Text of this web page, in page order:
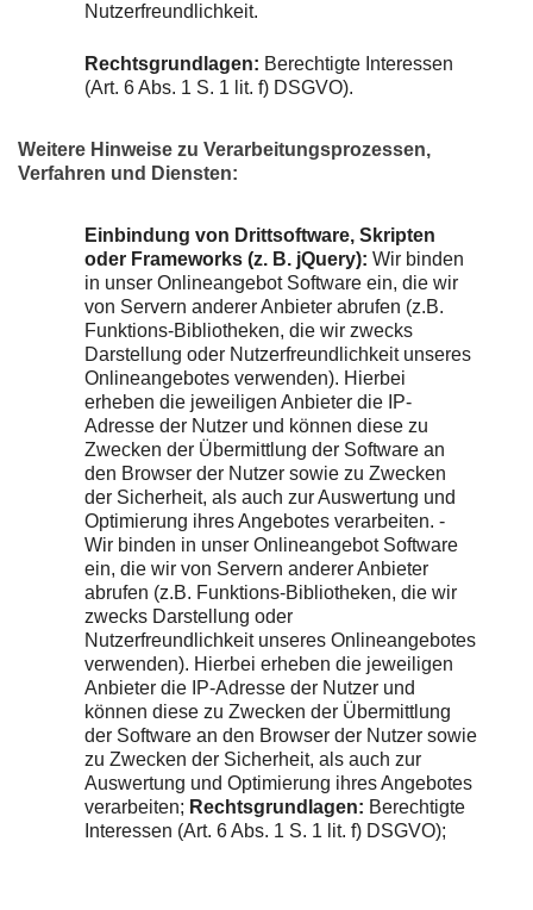
Nutzerfreundlichkeit.
Rechtsgrundlagen: Berechtigte Interessen
(Art. 6 Abs. 1 S. 1 lit. f) DSGVO).
Weitere Hinweise zu Verarbeitungsprozessen,
Verfahren und Diensten:
Einbindung von Drittsoftware, Skripten
oder Frameworks (z. B. jQuery): Wir binden
in unser Onlineangebot Software ein, die wir
von Servern anderer Anbieter abrufen (z.B.
Funktions-Bibliotheken, die wir zwecks
Darstellung oder Nutzerfreundlichkeit unseres
Onlineangebotes verwenden). Hierbei
erheben die jeweiligen Anbieter die IP-
Adresse der Nutzer und können diese zu
Zwecken der Übermittlung der Software an
den Browser der Nutzer sowie zu Zwecken
der Sicherheit, als auch zur Auswertung und
Optimierung ihres Angebotes verarbeiten. -
Wir binden in unser Onlineangebot Software
ein, die wir von Servern anderer Anbieter
abrufen (z.B. Funktions-Bibliotheken, die wir
zwecks Darstellung oder
Nutzerfreundlichkeit unseres Onlineangebotes
verwenden). Hierbei erheben die jeweiligen
Anbieter die IP-Adresse der Nutzer und
können diese zu Zwecken der Übermittlung
der Software an den Browser der Nutzer sowie
zu Zwecken der Sicherheit, als auch zur
Auswertung und Optimierung ihres Angebotes
verarbeiten; Rechtsgrundlagen: Berechtigte
Interessen (Art. 6 Abs. 1 S. 1 lit. f) DSGVO);